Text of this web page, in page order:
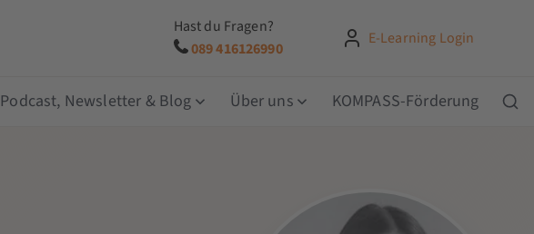
Hast du Fragen?
089 416126990
E-Learning Login
Podcast, Newsletter & Blog Über uns KOMPASS-Förderung